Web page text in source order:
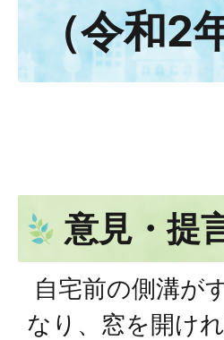
（令和2
意見・提
自宅前の側溝が
なり、窓を開け